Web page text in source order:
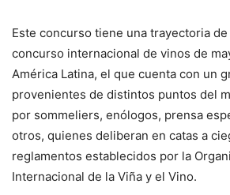
Este concurso tiene una trayectoria
concurso internacional de vinos de
América Latina, el que cuenta con un
provenientes de distintos puntos del
por sommeliers, enólogos, prensa
otros, quienes deliberan en catas a
reglamentos establecidos por la
Internacional de la Viña y el Vino.